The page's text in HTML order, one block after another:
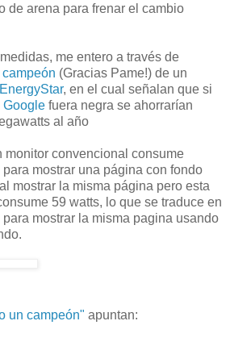
de arena para frenar el cambio
me entero a través de
(Gracias Pame!) de un
EnergyStar, en el cual señalan que si
Google fuera negra se ahorrarían
al año
monitor convencional consume
mostrar una página con fondo
mostrar la misma página pero esta
59 watts, lo que se traduce en
mostrar la misma pagina usando
un campeón" apuntan: